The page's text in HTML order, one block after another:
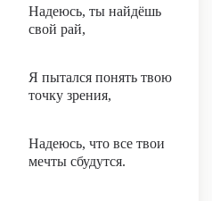
Надеюсь, ты найдёшь
свой рай,
Я пытался понять твою
точку зрения,
Надеюсь, что все твои
мечты сбудутся.